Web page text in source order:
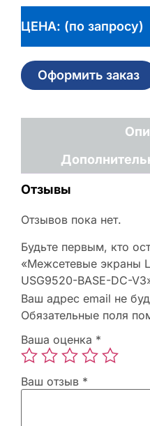
ЦЕНА: (по запросу)
Оформить заказ
Отзывы
Отзывов пока нет.
Будьте первым, кто
«Межсетевые экраны
USG9520-BASE-DC-
Ваш адрес email не
Обязательные поля
Ваша оценка *
Ваш отзыв *